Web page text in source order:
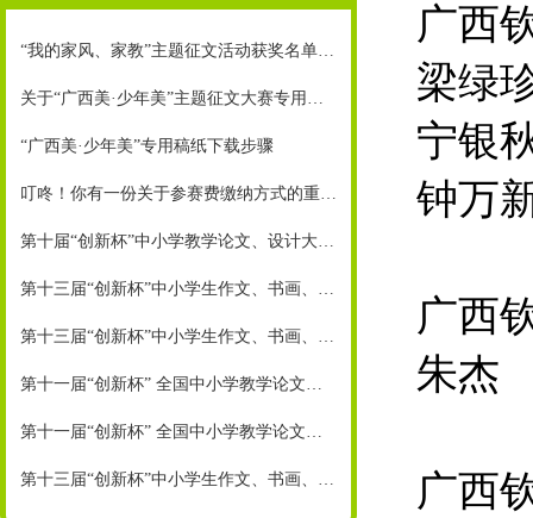
“我的家风、家教”主题征文活动获奖名单新鲜出炉了！
关于“广西美·少年美”主题征文大赛专用稿纸下载
“广西美·少年美”专用稿纸下载步骤
叮咚！你有一份关于参赛费缴纳方式的重要通知要接收
第十届“创新杯”中小学教学论文、设计大赛第一季度获奖名单
第十三届“创新杯”中小学生作文、书画、摄影大赛小学组获奖名单来啦！
第十三届“创新杯”中小学生作文、书画、摄影大赛中学组获奖名单来啦！
第十一届“创新杯” 全国中小学教学论文、设计大赛上半年获奖名单
第十一届“创新杯” 全国中小学教学论文、设计大赛下半年获奖名单
第十三届“创新杯”中小学生作文、书画、摄影大赛获奖名单来啦！
广西
梁绿
宁银
钟万
广西
朱杰
广西